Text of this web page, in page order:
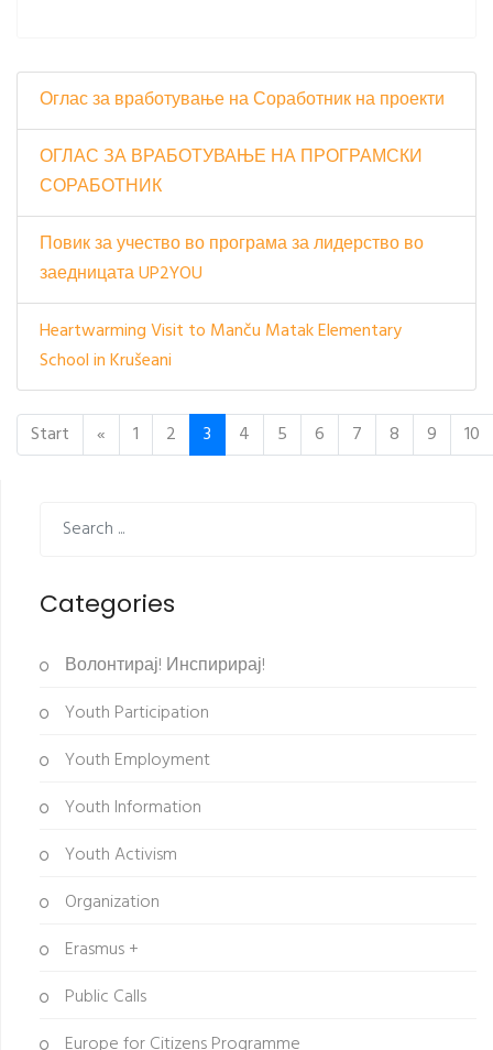
Оглас за вработување на Соработник на проекти
ОГЛАС ЗА ВРАБОТУВАЊЕ НА ПРОГРАМСКИ
СОРАБОТНИК
Повик за учество во програма за лидерство во
заедницата UP2YOU
Heartwarming Visit to Manču Matak Elementary
School in Krušeani
Start « 1 2 3 4 5 6 7 8 9 10
Categories
Волонтирај! Инспирирај!
Youth Participation
Youth Employment
Youth Information
Youth Activism
Organization
Erasmus +
Public Calls